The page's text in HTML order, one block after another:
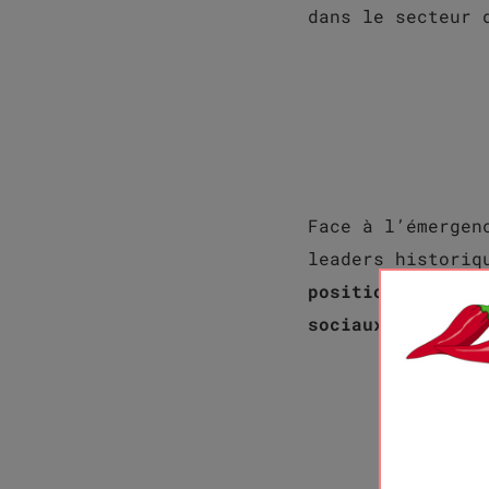
dans le secteur
Face à
leaders
positionnement
sociaux.